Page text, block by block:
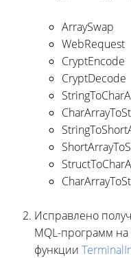
ArraySwap
WebRequest
CryptEncode
CryptDecode
Исправлено
MQL-программ
функции